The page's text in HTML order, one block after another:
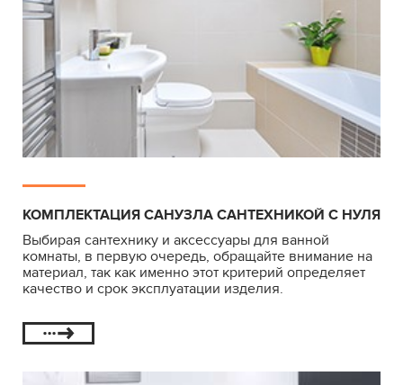
КОМПЛЕКТАЦИЯ САНУЗЛА САНТЕХНИКОЙ С НУЛЯ
Выбирая сантехнику и аксессуары для ванной
комнаты, в первую очередь, обращайте внимание на
материал, так как именно этот критерий определяет
качество и срок эксплуатации изделия.